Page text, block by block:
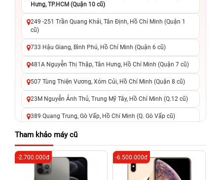
Hưng, TP.HCM (Quận 10 cũ)
249 -251 Trần Quang Khải, Tân Định, Hồ Chí Minh (Quận 1
cũ)
733 Hậu Giang, Bình Phú, Hồ Chí Minh (Quận 6 cũ)
481A Nguyễn Thị Thập, Tân Hưng, Hồ Chí Minh (Quận 7 cũ)
507 Tùng Thiện Vương, Xóm Củi, Hồ Chí Minh (Quận 8 cũ)
23M Nguyễn Ảnh Thủ, Trung Mỹ Tây, Hồ Chí Minh (Q.12 cũ)
389 Quang Trung, Gò Vấp, Hồ Chí Minh (Q. Gò Vấp cũ)
625 - 625A Âu Cơ, Tân Phú, Hồ Chí Minh (Quận Tân Phú cũ)
326 Lê Văn Việt, Tăng Nhơn Phú, Hồ Chí Minh (Q.9 TP. Thủ
Đức cũ)
256 Võ Văn Ngân, Thủ Đức, Hồ Chí Minh (Bình Thọ, TP. Thủ
Tham khảo máy cũ
-2.700.000đ -6.500.000đ